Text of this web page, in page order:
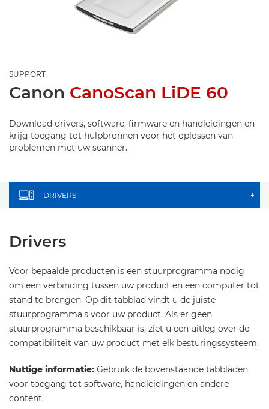
SUPPORT
Canon CanoScan LiDE 60
Download drivers, software, firmware en handleidingen en
krijg toegang tot hulpbronnen voor het oplossen van
problemen met uw scanner.
DRIVERS +
Drivers
Voor bepaalde producten is een stuurprogramma nodig
om een verbinding tussen uw product en een computer tot
stand te brengen. Op dit tabblad vindt u de juiste
stuurprogramma's voor uw product. Als er geen
stuurprogramma beschikbaar is, ziet u een uitleg over de
compatibiliteit van uw product met elk besturingssysteem.
Nuttige informatie: Gebruik de bovenstaande tabbladen
voor toegang tot software, handleidingen en andere
content.